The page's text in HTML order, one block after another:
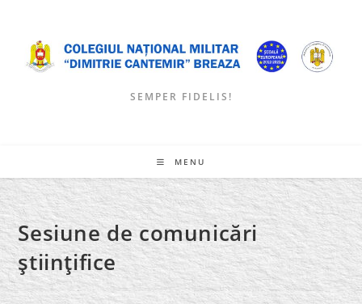
content
SEMPER FIDELIS!
MENU
Sesiune de comunicări
ştiinţifice